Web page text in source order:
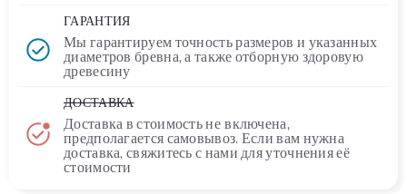
ГАРАНТИЯ
Мы гарантируем точность размеров и указанных
диаметров бревна, а также отборную здоровую
древесину
ДОСТАВКА
Доставка в стоимостьне включена,
предполагается самовывоз. Если вам нужна
доставка, свяжитесь с нами для уточнения её
стоимости